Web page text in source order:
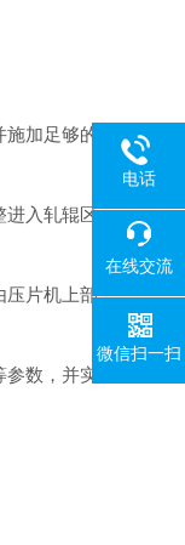
加足够的
入轧辊区
片机上部
数，并实
电话
在线交流
微信扫一扫